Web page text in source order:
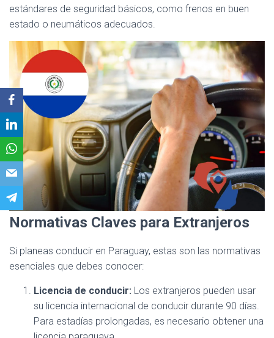
estándares de seguridad básicos, como frenos en buen
estado o neumáticos adecuados.
Normativas Claves para Extranjeros
Si planeas conducir en Paraguay, estas son las normativas
esenciales que debes conocer:
Licencia de conducir: Los extranjeros pueden usar
su licencia internacional de conducir durante 90 días.
Para estadías prolongadas, es necesario obtener una